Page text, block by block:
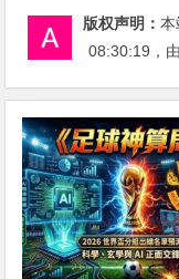
版权声明：本
08:30:19 ，